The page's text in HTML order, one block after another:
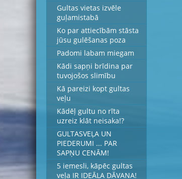
Gultas vietas izvēle
guļamistabā
Ko par attiecībām stāsta
jūsu gulēšanas poza
Padomi labam miegam
Kādi sapņi brīdina par
tuvojošos slimību
Kā pareizi kopt gultas
veļu
Kādēļ gultu no rīta
uzreiz klāt neisaka!?
GULTASVEĻA UN
PIEDERUMI ... PAR
SAPŅU CENĀM!
5 iemesli, kāpēc gultas
veļa IR IDEĀLA DĀVANA!